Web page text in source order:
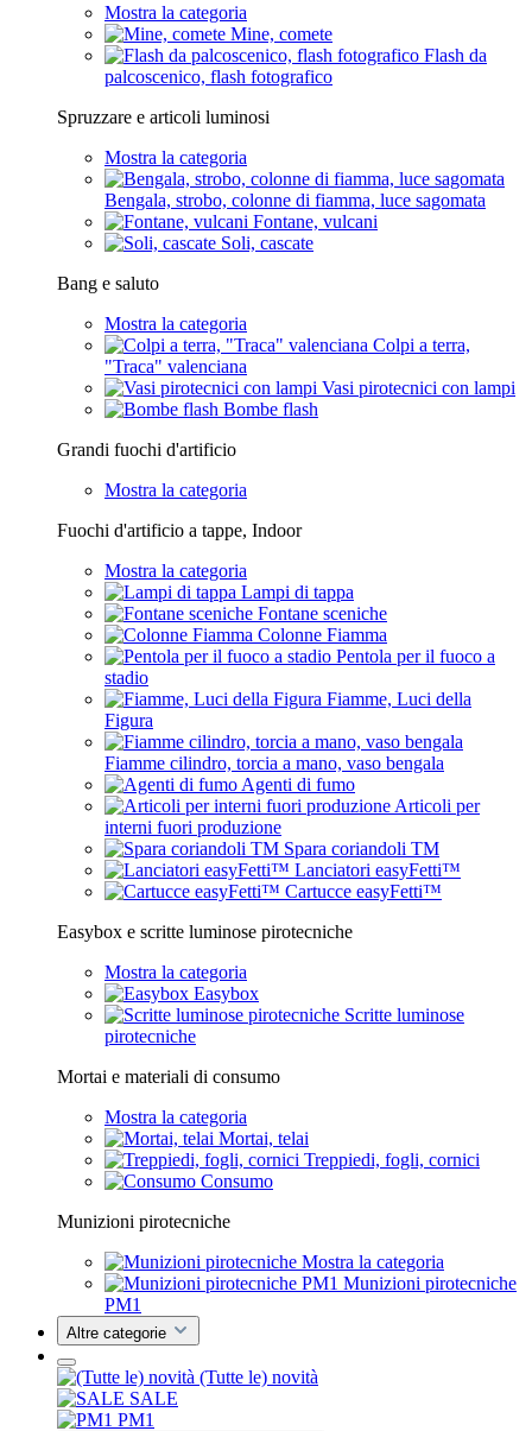
Mostra la categoria
Mine, comete
Flash da
palcoscenico, flash fotografico
Spruzzare e articoli luminosi
Mostra la categoria
Bengala, strobo, colonne di fiamma, luce sagomata
Fontane, vulcani
Soli, cascate
Bang e saluto
Mostra la categoria
Colpi a terra,
"Traca" valenciana
Vasi pirotecnici con lampi
Bombe flash
Grandi fuochi d'artificio
Mostra la categoria
Fuochi d'artificio a tappe, Indoor
Mostra la categoria
Lampi di tappa
Fontane sceniche
Colonne Fiamma
Pentola per il fuoco a
stadio
Fiamme, Luci della
Figura
Fiamme cilindro, torcia a mano, vaso bengala
Agenti di fumo
Articoli per
interni fuori produzione
Spara coriandoli TM
Lanciatori easyFetti™
Cartucce easyFetti™
Easybox e scritte luminose pirotecniche
Mostra la categoria
Easybox
Scritte luminose
pirotecniche
Mortai e materiali di consumo
Mostra la categoria
Mortai, telai
Treppiedi, fogli, cornici
Consumo
Munizioni pirotecniche
Mostra la categoria
Munizioni pirotecniche
PM1
Altre categorie
(Tutte le) novità
SALE
PM1